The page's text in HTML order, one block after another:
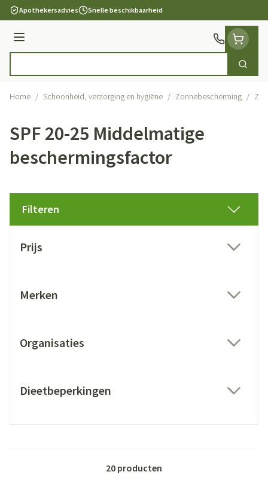
Ga naar de inhoud
Apothekersadvies Snelle beschikbaarheid
Menu
Zoek
Home / Schoonheid, verzorging en hygiëne / Zonnebescherming /
SPF 20-25 Middelmatige
beschermingsfactor
Filteren
Prijs
Merken
Organisaties
Dieetbeperkingen
20 producten